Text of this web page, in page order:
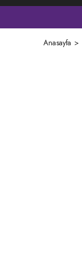
Anasayfa